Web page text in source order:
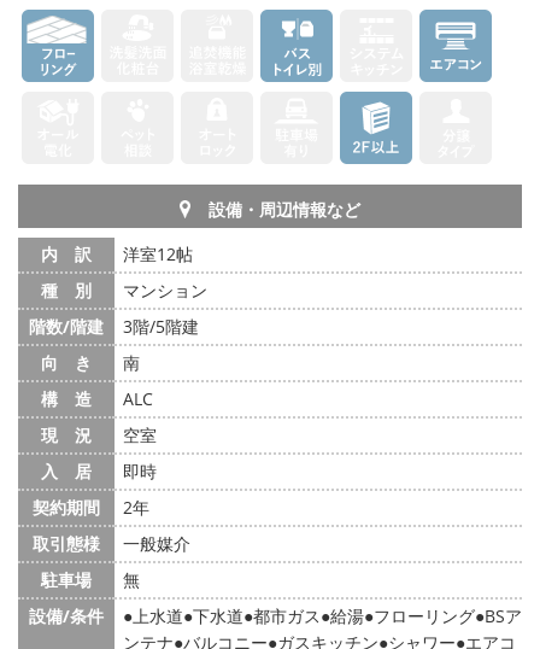
設備・周辺情報など
内 訳
洋室12帖
種 別
マンション
階数/階建
3階/5階建
向 き
南
構 造
ALC
現 況
空室
入 居
即時
契約期間
2年
取引態様
一般媒介
駐車場
無
設備/条件
上水道 下水道 都市ガス 給湯 フローリング BSア
ンテナ バルコニー ガスキッチン シャワー エアコ